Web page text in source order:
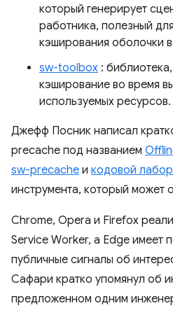
который генерирует
работника, полезный
кэширования оболочки
sw-toolbox :
кэширование во время
используемых ресурсов.
Джефф Посник написал
precache под названием
sw-precache и кодовой
инструмента, который может
Chrome, Opera и Firefox
Service Worker, а Edge имеет
публичные сигналы об
Сафари кратко упомянул об
предложенном одним